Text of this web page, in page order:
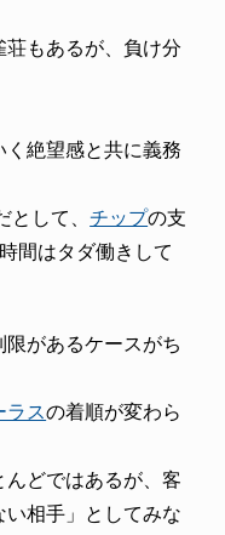
荘もあるが、負け分
く絶望感と共に義務
として、チップの支
間はタダ働きして
限があるケースがち
ラスの着順が変わら
どではあるが、客
相手」としてみな